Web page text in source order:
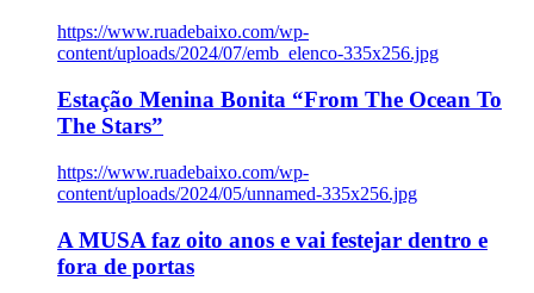
https://www.ruadebaixo.com/wp-
content/uploads/2024/07/emb_elenco-335x256.jpg
Estação Menina Bonita “From The Ocean To
The Stars”
https://www.ruadebaixo.com/wp-
content/uploads/2024/05/unnamed-335x256.jpg
A MUSA faz oito anos e vai festejar dentro e
fora de portas